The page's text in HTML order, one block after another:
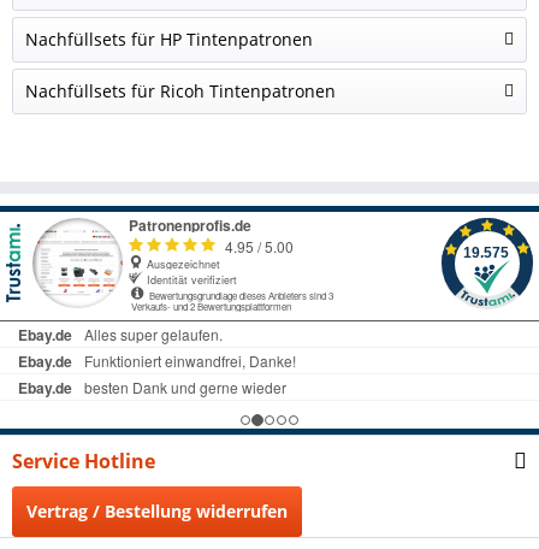
Nachfüllsets für HP Tintenpatronen
Nachfüllsets für Ricoh Tintenpatronen
Service Hotline
Vertrag / Bestellung widerrufen